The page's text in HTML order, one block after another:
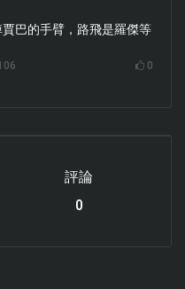
巴的手臂，路飛是羅傑等
0
評論
0